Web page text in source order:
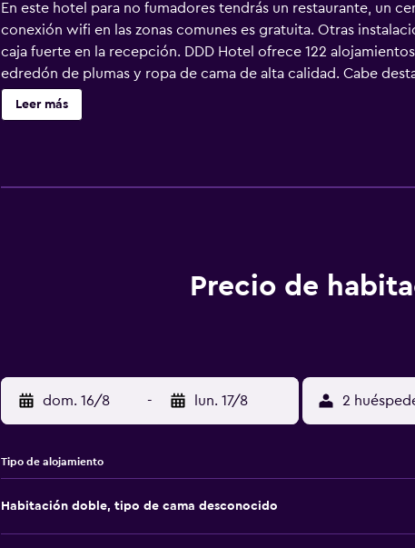
En este hotel para no fumadores tendrás un restaurante, un
conexión wifi en las zonas comunes es gratuita. Otras
caja fuerte en la recepción. DDD Hotel ofrece 122
edredón de plumas y ropa de cama de alta calidad. Cabe
Los huéspedes pueden navegar por la web gracias a nuestro
zapatillas, bidé y inodoro con bidé electrónico. Las
Leer más
Precio de
dom. 16/8 - lun. 17/8 2
Tipo de alojamiento
Habitación doble, tipo de cama desconocido